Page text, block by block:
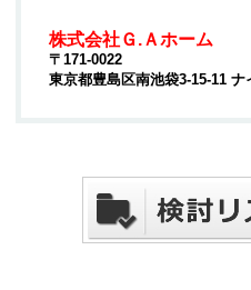
株式会社Ｇ.Ａホーム
〒171-0022
東京都豊島区南池袋3-15-11